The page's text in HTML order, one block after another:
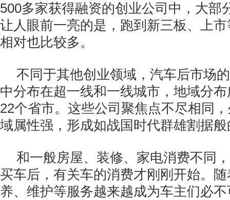
500多家获得融资的创业公司中，大部
让人眼前一亮的是，跑到新三板、上
相对也比较多。
不同于其他创业领域，汽车后市场
中分布在超一线和一线城市，地域分
22个省市。这些公司聚焦点不尽相同
域属性强，形成如战国时代群雄割据
和一般房屋、装修、家电消费不同
买车后，有关车的消费才刚刚开始。
养、维护等服务越来越成为车主们必